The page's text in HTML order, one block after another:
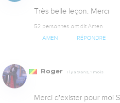
Très belle leçon. Merci
52 personnes ont dit Amen
AMEN RÉPONDRE
Roger Il y a 9 ans, 1 mois
Merci d'exister pour moi